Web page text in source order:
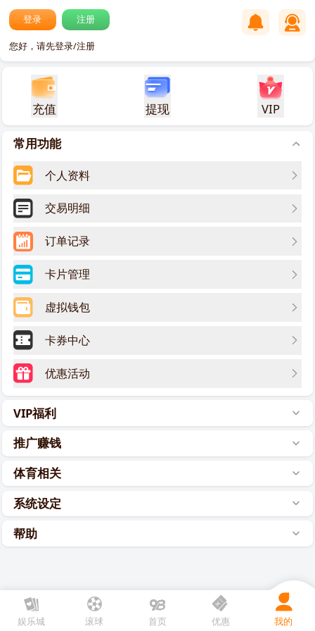
登录 注册
您好，请先登录/注册
充值 提现 VIP
常用功能
个人资料
交易明细
VIP福利
推广赚钱
体育相关
系统设定
帮助
娱乐城 滚球 优惠 我的